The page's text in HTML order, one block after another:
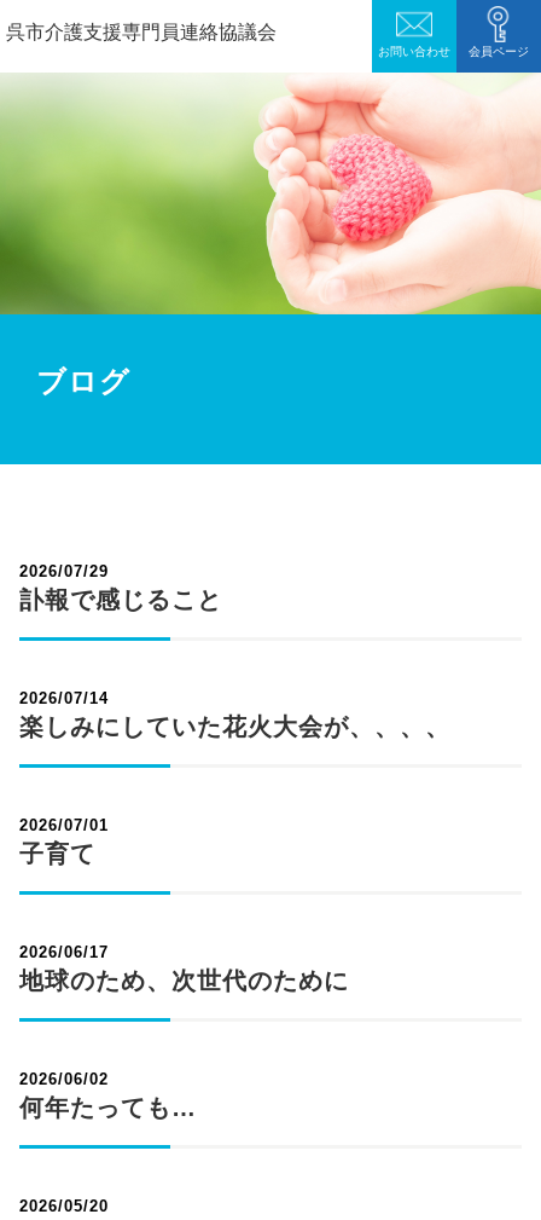
呉市介護支援専門員連絡協議会
お問い合わせ 会員ページ
ブログ
2026/07/29
訃報で感じること
2026/07/14
楽しみにしていた花火大会が、、、、
2026/07/01
子育て
2026/06/17
地球のため、次世代のために
2026/06/02
何年たっても…
2026/05/20